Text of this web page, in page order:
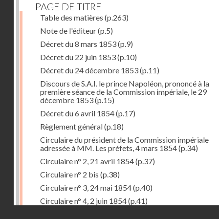
PAGE DE TITRE
Table des matières (p.263)
Note de l'éditeur(p.5)
Décret du 8 mars 1853(p.9)
Décret du 22 juin 1853(p.10)
Décret du 24 décembre 1853(p.11)
Discours de S.A.I. le prince Napoléon, prononcé à la
première séance de la Commission impériale, le 29
décembre 1853(p.15)
Décret du 6 avril 1854(p.17)
Règlement général(p.18)
Circulaire du président de la Commission impériale
adressée à MM. Les préfets, 4 mars 1854(p.34)
Circulaire n° 2, 21 avril 1854(p.37)
Circulaire n° 2 bis (p.38)
Circulaire n° 3, 24 mai 1854(p.40)
Circulaire n° 4, 2 juin 1854(p.41)